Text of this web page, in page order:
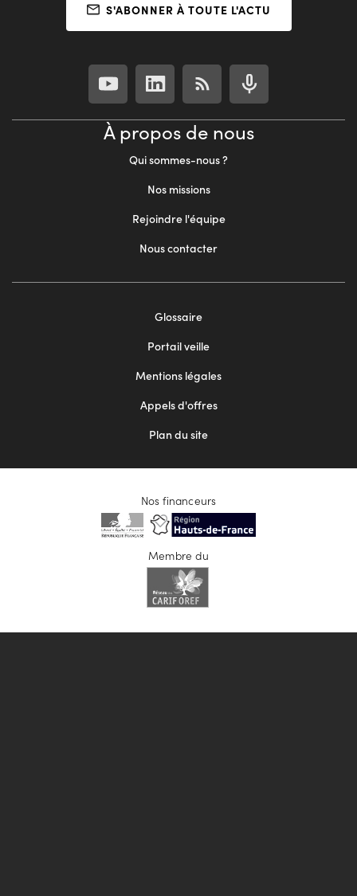
S'ABONNER À TOUTE L'ACTU
À propos de nous
Qui sommes-nous ?
Nos missions
Rejoindre l'équipe
Nous contacter
Glossaire
Portail veille
Mentions légales
Appels d'offres
Plan du site
Nos financeurs
Membre du